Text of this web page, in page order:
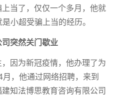
当了，仅仅一个多月，他就
小超受骗上当的经历。
突然关门歇业
因为新冠疫情，他办理了为
，他通过网络招聘，来到
知法博思教育咨询有限公司